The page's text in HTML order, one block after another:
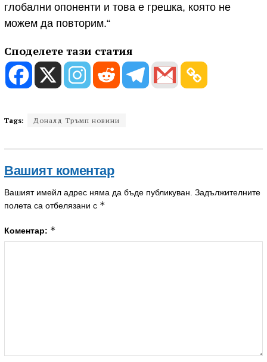
глобални опоненти и това е грешка, която не
можем да повторим.“
Споделете тази статия
Tags: Доналд Тръмп новини
Вашият коментар
Вашият имейл адрес няма да бъде публикуван. Задължителните
полета са отбелязани с *
Коментар: *